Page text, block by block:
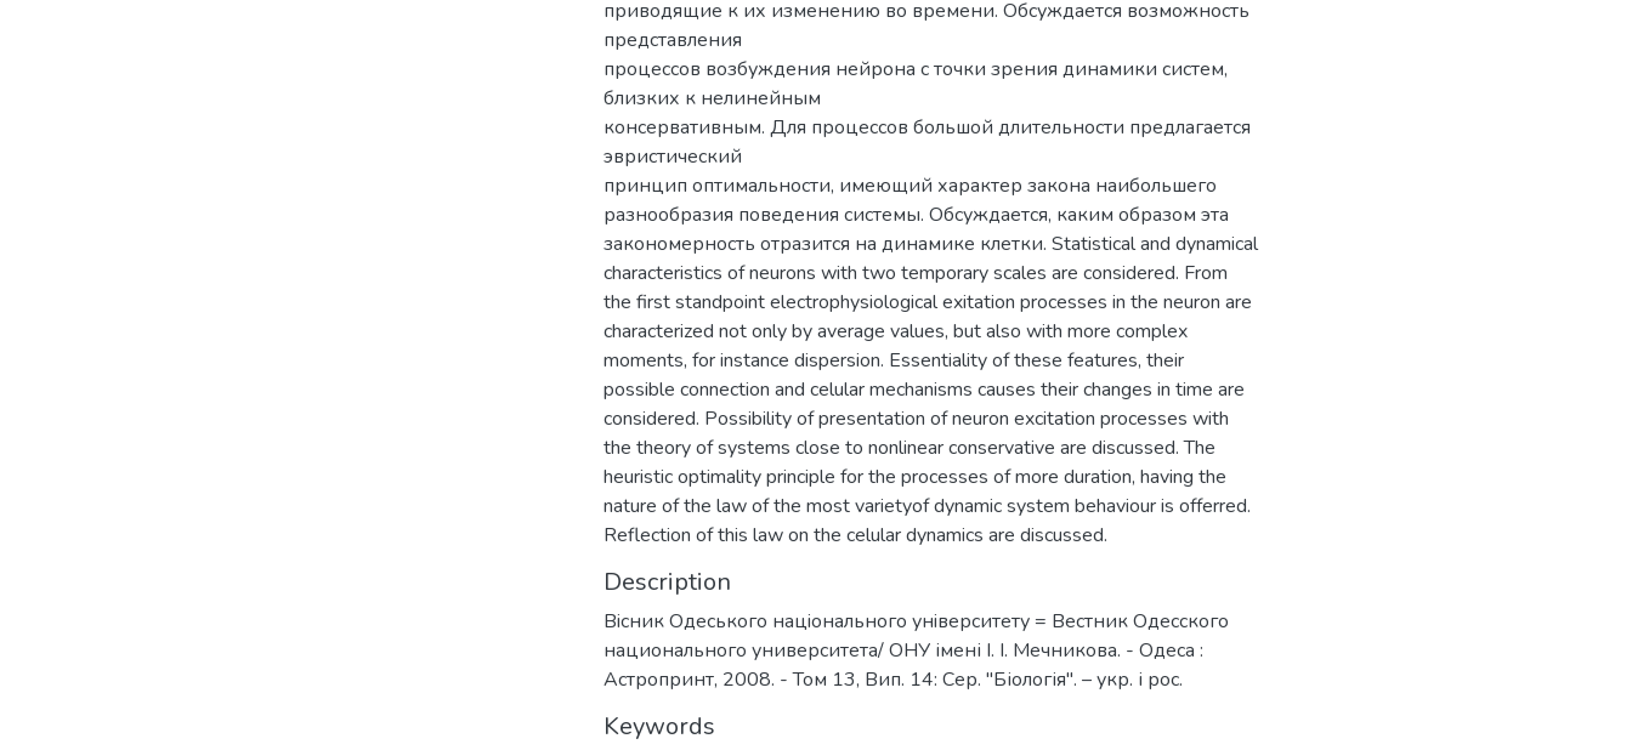
приводящие к их изменению во времени. Обсуждается возможность
представления
процессов возбуждения нейрона с точки зрения динамики систем,
близких к нелинейным
консервативным. Для процессов большой длительности предлагается
эвристический
принцип оптимальности, имеющий характер закона наибольшего
разнообразия поведения системы. Обсуждается, каким образом эта
закономерность отразится на динамике клетки. Statistical and dynamical
characteristics of neurons with two temporary scales are considered. From
the first standpoint electrophysiological exitation processes in the neuron are
characterized not only by average values, but also with more complex
moments, for instance dispersion. Essentiality of these features, their
possible connection and celular mechanisms causes their changes in time are
considered. Possibility of presentation of neuron excitation processes with
the theory of systems close to nonlinear conservative are discussed. The
heuristic optimality principle for the processes of more duration, having the
nature of the law of the most varietyof dynamic system behaviour is offerred.
Reflection of this law on the celular dynamics are discussed.
Description
Вiсник Одеського нацiонального унiверситету = Вестник Одесского
национального университета/ ОНУ імені І. І. Мечникова. - Одеса :
Астропринт, 2008. - Том 13, Вип. 14: Сер. "Біологія". – укр. і рос.
Keywords